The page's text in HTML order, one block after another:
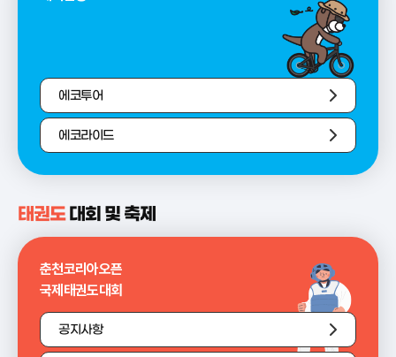
에코투어
에코라이드
태권도대회 및 축제
춘천코리아오픈
국제태권도대회
공지사항